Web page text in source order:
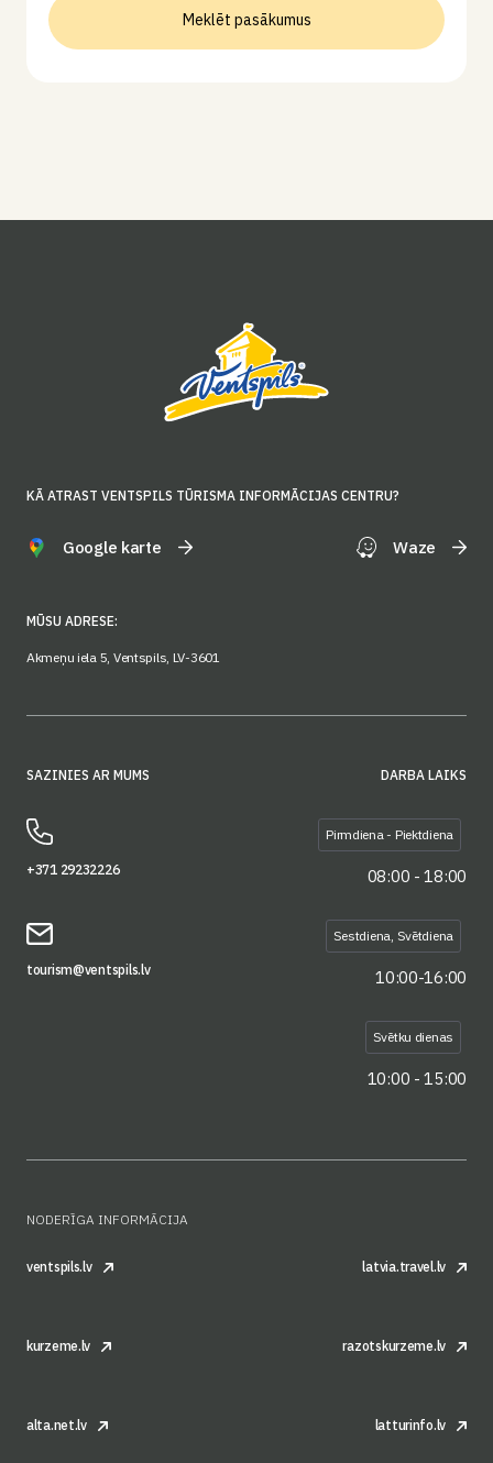
Meklēt pasākumus
KĀ ATRAST VENTSPILS TŪRISMA INFORMĀCIJAS CENTRU?
Google karte Waze
MŪSU ADRESE:
Akmeņu iela 5, Ventspils, LV-3601
SAZINIES AR MUMS
+371 29232226
tourism@ventspils.lv
DARBA LAIKS
Pirmdiena - Piektdiena
08:00 - 18:00
Sestdiena, Svētdiena
10:00-16:00
Svētku dienas
10:00 - 15:00
NODERĪGA INFORMĀCIJA
ventspils.lv latvia.travel.lv
kurzeme.lv razotskurzeme.lv
alta.net.lv latturinfo.lv